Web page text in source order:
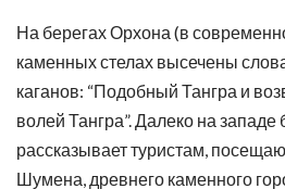
На берегах Орхона (в
каменных стелах высечены
каганов: “Подобный Тангра и
волей Тангра”. Далеко на западе
рассказывает туристам,
Шумена, древнего каменного